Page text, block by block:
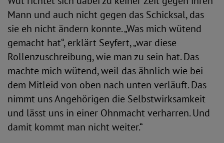
Mann und auch nicht gegen das Schicksal, das
sie eh nicht ändern konnte. „Was mich wütend
gemacht hat“, erklärt Seyfert, „war diese
Rollenzuschreibung, wie man zu sein hat. Das
machte mich wütend, weil das ähnlich wie bei
dem Mitleid von oben nach unten verläuft. Das
nimmt uns Angehörigen die Selbstwirksamkeit
und lässt uns in einer Ohnmacht verharren. Und
damit kommt man nicht weiter.“